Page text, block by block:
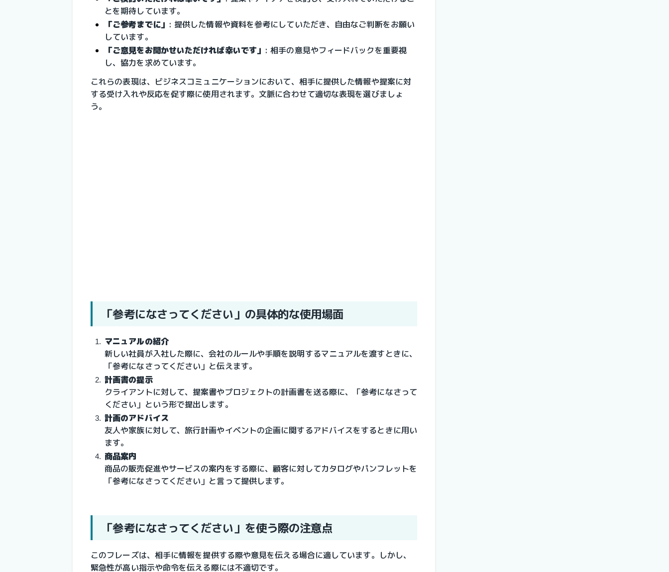
とを期待しています。
「ご参考までに」 : 提供した情報や資料を参考にしていただき、自由なご判断をお願い
しています。
「ご意見をお聞かせいただければ幸いです」 : 相手の意見やフィードバックを重要視
し、協力を求めています。
これらの表現は、ビジネスコミュニケーションにおいて、相手に提供した情報や提案に対
する受け入れや反応を促す際に使用されます。文脈に合わせて適切な表現を選びましょ
う。
「参考になさってください」の具体的な使用場面
マニュアルの紹介
新しい社員が入社した際に、会社のルールや手順を説明するマニュアルを渡すときに、
「参考になさってください」と伝えます。
計画書の提示
クライアントに対して、提案書やプロジェクトの計画書を送る際に、「参考になさって
ください」という形で提出します。
計画のアドバイス
友人や家族に対して、旅行計画やイベントの企画に関するアドバイスをするときに用い
ます。
商品案内
商品の販売促進やサービスの案内をする際に、顧客に対してカタログやパンフレットを
「参考になさってください」と言って提供します。
「参考になさってください」を使う際の注意点
このフレーズは、相手に情報を提供する際や意見を伝える場合に適しています。しかし、
緊急性が高い指示や命令を伝える際には不適切です。